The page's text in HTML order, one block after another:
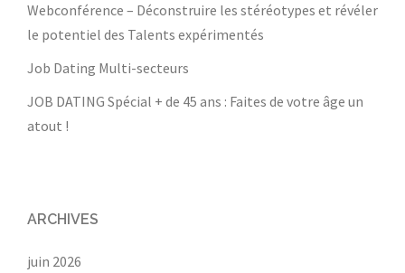
Webconférence – Déconstruire les stéréotypes et révéler
le potentiel des Talents expérimentés
Job Dating Multi-secteurs
JOB DATING Spécial + de 45 ans : Faites de votre âge un
atout !
ARCHIVES
juin 2026